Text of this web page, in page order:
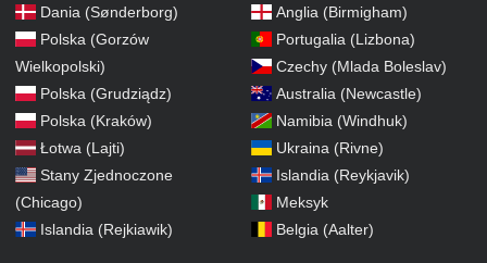
Dania (Sønderborg)
Polska (Gorzów
Wielkopolski)
Polska (Grudziądz)
Polska (Kraków)
Łotwa (Lajti)
Stany Zjednoczone
(Chicago)
Islandia (Rejkiawik)
Anglia (Birmigham)
Portugalia (Lizbona)
Czechy (Mlada Boleslav)
Australia (Newcastle)
Namibia (Windhuk)
Ukraina (Rivne)
Islandia (Reykjavik)
Meksyk
Belgia (Aalter)